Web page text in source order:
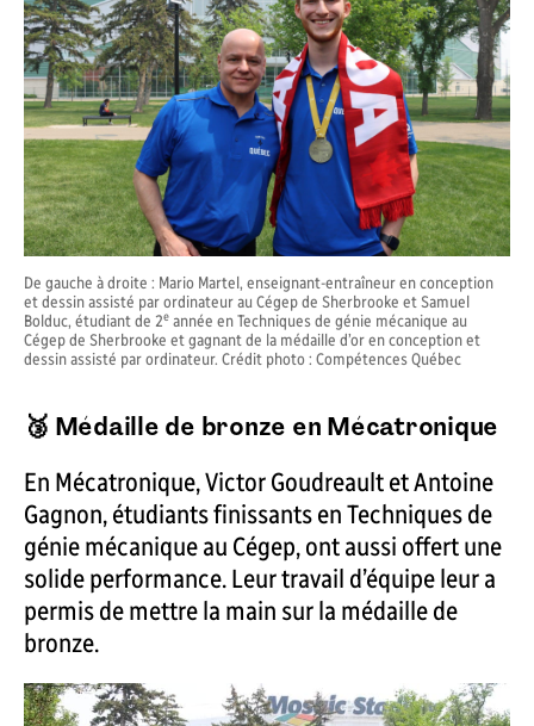
De gauche à droite : Mario Martel, enseignant-entraîneur en conception
et dessin assisté par ordinateur au Cégep de Sherbrooke et Samuel
Bolduc, étudiant de 2e année en Techniques de génie mécanique au
Cégep de Sherbrooke et gagnant de la médaille d’or en conception et
dessin assisté par ordinateur. Crédit photo : Compétences Québec
🥉 Médaille de bronze en Mécatronique
En Mécatronique, Victor Goudreault et Antoine
Gagnon, étudiants finissants en Techniques de
génie mécanique au Cégep, ont aussi offert une
solide performance. Leur travail d’équipe leur a
permis de mettre la main sur la médaille de
bronze.